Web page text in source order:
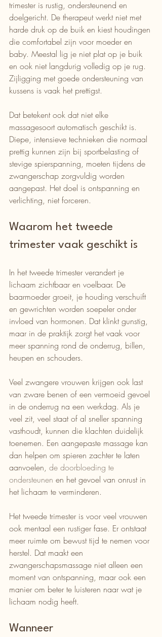
trimester is rustig, ondersteunend en
doelgericht. De therapeut werkt niet met
harde druk op de buik en kiest houdingen
die comfortabel zijn voor moeder en
baby. Meestal lig je niet plat op je buik
en ook niet langdurig volledig op je rug.
Zijligging met goede ondersteuning van
kussens is vaak het prettigst.
Dat betekent ook dat niet elke
massagesoort automatisch geschikt is.
Diepe, intensieve technieken die normaal
prettig kunnen zijn bij sportbelasting of
stevige spierspanning, moeten tijdens de
zwangerschap zorgvuldig worden
aangepast. Het doel is ontspanning en
verlichting, niet forceren.
Waarom het tweede
trimester vaak geschikt is
In het tweede trimester verandert je
lichaam zichtbaar en voelbaar. De
baarmoeder groeit, je houding verschuift
en gewrichten worden soepeler onder
invloed van hormonen. Dat klinkt gunstig,
maar in de praktijk zorgt het vaak voor
meer spanning rond de onderrug, billen,
heupen en schouders.
Veel zwangere vrouwen krijgen ook last
van zware benen of een vermoeid gevoel
in de onderrug na een werkdag. Als je
veel zit, veel staat of al sneller spanning
vasthoudt, kunnen die klachten duidelijk
toenemen. Een aangepaste massage kan
dan helpen om spieren zachter te laten
aanvoelen, de doorbloeding te
ondersteunen en het gevoel van onrust in
het lichaam te verminderen.
Het tweede trimester is voor veel vrouwen
ook mentaal een rustiger fase. Er ontstaat
meer ruimte om bewust tijd te nemen voor
herstel. Dat maakt een
zwangerschapsmassage niet alleen een
moment van ontspanning, maar ook een
manier om beter te luisteren naar wat je
lichaam nodig heeft.
Wanneer